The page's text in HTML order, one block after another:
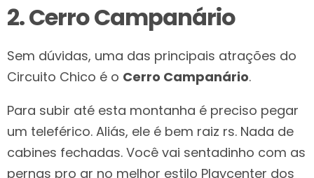
2. Cerro Campanário
Sem dúvidas, uma das principais atrações do
Circuito Chico é o Cerro Campanário.
Para subir até esta montanha é preciso pegar
um teleférico. Aliás, ele é bem raiz rs. Nada de
cabines fechadas. Você vai sentadinho com as
pernas pro ar no melhor estilo Playcenter dos